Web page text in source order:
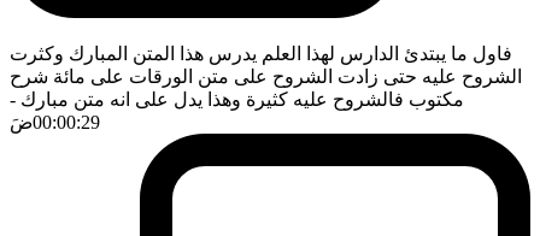
فاول ما يبتدئ الدارس لهذا العلم يدرس هذا المتن المبارك وكثرت
الشروح عليه حتى زادت الشروح على متن الورقات على مائة شرح
مكتوب فالشروح عليه كثيرة وهذا يدل على انه متن مبارك -
00:00:29ضَ